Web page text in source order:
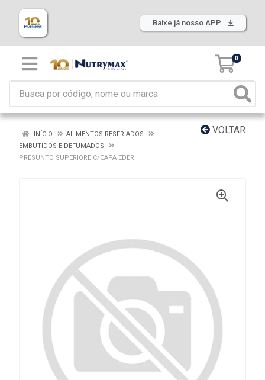
Baixe já nosso APP
0
VOLTAR
INÍCIO
ALIMENTOS RESFRIADOS
EMBUTIDOS E DEFUMADOS
PRESUNTO SUPERIORE C/CAPA EDER